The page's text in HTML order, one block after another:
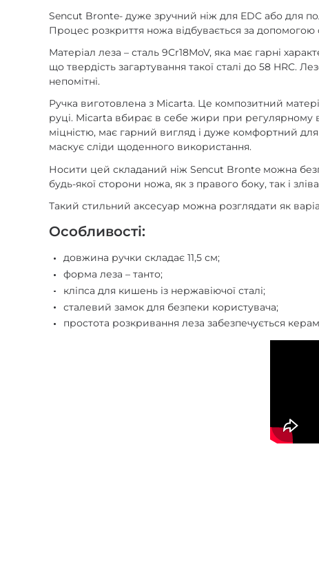
Sencut Bronte- дуже зручний ніж для EDC або для
Процес розкриття ножа відбувається за допомогою
Матеріал леза – сталь 9Cr18MoV, яка має гарні
що твердість загартування такої сталі до 58 HRC.
непомітні.
Ручка виготовлена з Micarta. Це композитний
руці. Micarta вбирає в себе жири при регулярному
міцністю, має гарний вигляд і дуже комфортний
маскує сліди щоденного використання.
Носити цей складаний ніж Sencut Bronte можна
будь-якої сторони ножа, як з правого боку, так і
Такий стильний аксесуар можна розглядати як
Особливості:
довжина ручки складає 11,5 см;
форма леза – танто;
кліпса для кишень із нержавіючої сталі;
сталевий замок для безпеки користувача;
простота розкривання леза забезпечується